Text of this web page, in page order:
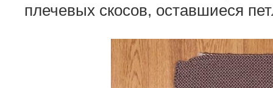
плечевых скосов, оставшиеся